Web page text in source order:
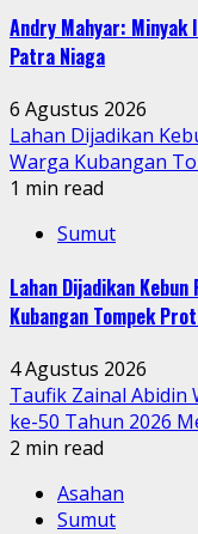
Andry Mahyar:
Patra Niaga
6 Agustus 2026
Lahan Dijadikan
Warga Kubangan
1 min read
Sumut
Lahan Dijadikan
Kubangan Tompek
4 Agustus 2026
Taufik Zainal Abidin
ke-50 Tahun 2026
2 min read
Asahan
Sumut